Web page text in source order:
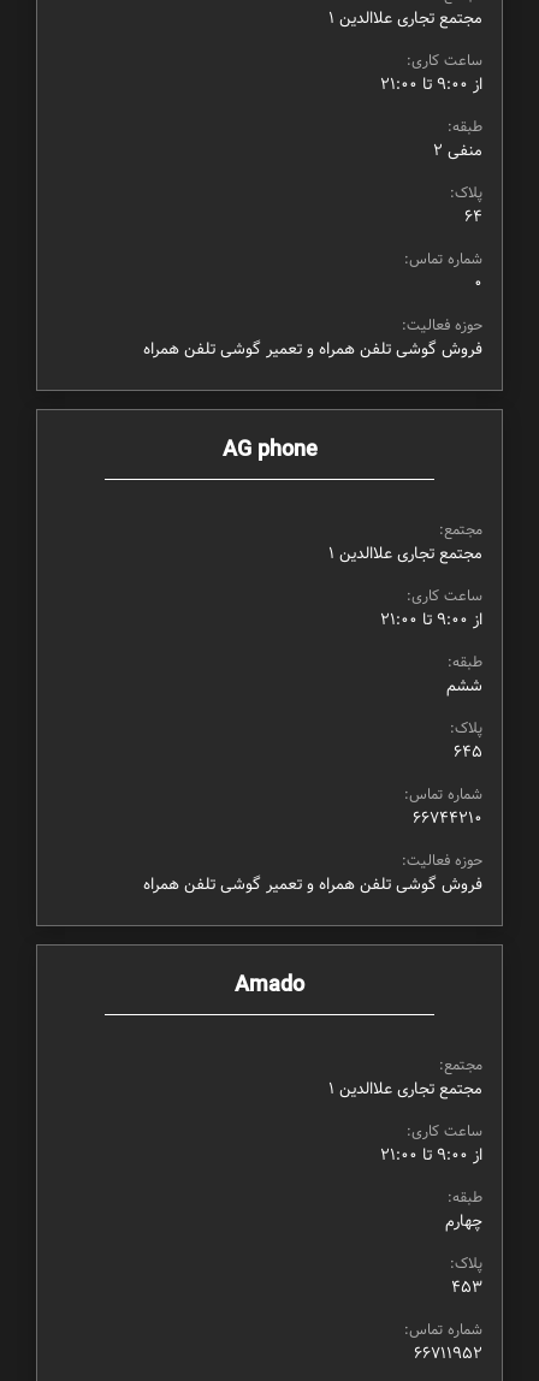
مجتمع تجاری علاالدین ۱
ساعت کاری:
از ۹:۰۰ تا ۲۱:۰۰
طبقه:
منفی ۲
پلاک:
64
شماره تماس:
0
حوزه فعالیت:
فروش گوشی تلفن همراه و تعمیر گوشی تلفن همراه
AG phone
مجتمع:
مجتمع تجاری علاالدین ۱
ساعت کاری:
از ۹:۰۰ تا ۲۱:۰۰
طبقه:
ششم
پلاک:
645
شماره تماس:
66744210
حوزه فعالیت:
فروش گوشی تلفن همراه و تعمیر گوشی تلفن همراه
Amado
مجتمع:
مجتمع تجاری علاالدین ۱
ساعت کاری:
از ۹:۰۰ تا ۲۱:۰۰
طبقه:
چهارم
پلاک:
453
شماره تماس:
66711952